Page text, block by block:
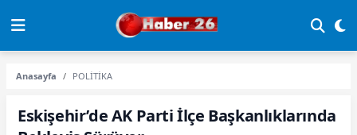
Anasayfa POLİTİKA
Eskişehir’de AK Parti İlçe Başkanlıklarında